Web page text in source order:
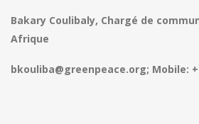
Bakary Coulibaly, Chargé de
Afrique
bkouliba@greenpeace.org; Mobile: